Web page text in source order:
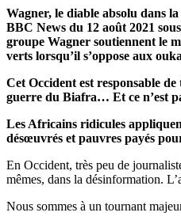
Wagner, le diable absolu dans
BBC News du 12 août 2021
groupe Wagner soutiennent le
verts lorsqu’il s’oppose aux
Cet Occident est responsable
guerre du Biafra… Et ce n’est
Les Africains ridicules
désœuvrés et pauvres payés
En Occident, très peu de
mêmes, dans la désinformation.
Nous sommes à un tournant